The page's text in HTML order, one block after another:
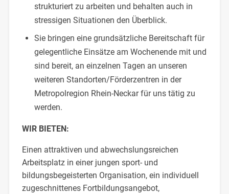
strukturiert zu arbeiten und behalten auch in
stressigen Situationen den Überblick.
Sie bringen eine grundsätzliche Bereitschaft für
gelegentliche Einsätze am Wochenende mit und
sind bereit, an einzelnen Tagen an unseren
weiteren Standorten/Förderzentren in der
Metropolregion Rhein-Neckar für uns tätig zu
werden.
WIR BIETEN:
Einen attraktiven und abwechslungsreichen
Arbeitsplatz in einer jungen sport- und
bildungsbegeisterten Organisation, ein individuell
zugeschnittenes Fortbildungsangebot,